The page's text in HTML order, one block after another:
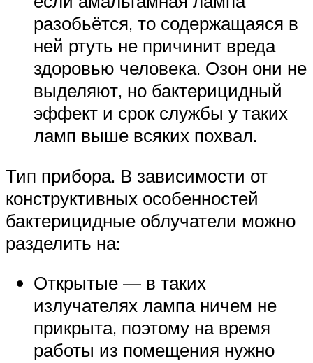
разобьётся, то содержащаяся в
ней ртуть не причинит вреда
здоровью человека. Озон они не
выделяют, но бактерицидный
эффект и срок службы у таких
ламп выше всяких похвал.
Тип прибора. В зависимости от
конструктивных особенностей
бактерицидные облучатели можно
разделить на:
Открытые — в таких
излучателях лампа ничем не
прикрыта, поэтому на время
работы из помещения нужно